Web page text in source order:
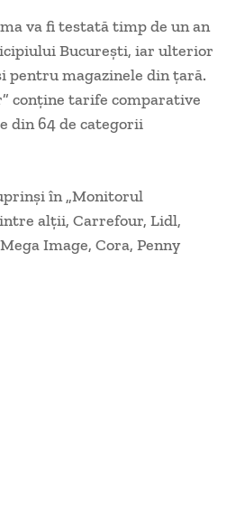
va fi testată timp de un an
Bucureşti, iar ulterior
pentru magazinele din ţară.
conţine tarife comparative
din 64 de categorii
în „Monitorul
alţii, Carrefour, Lidl,
Image, Cora, Penny